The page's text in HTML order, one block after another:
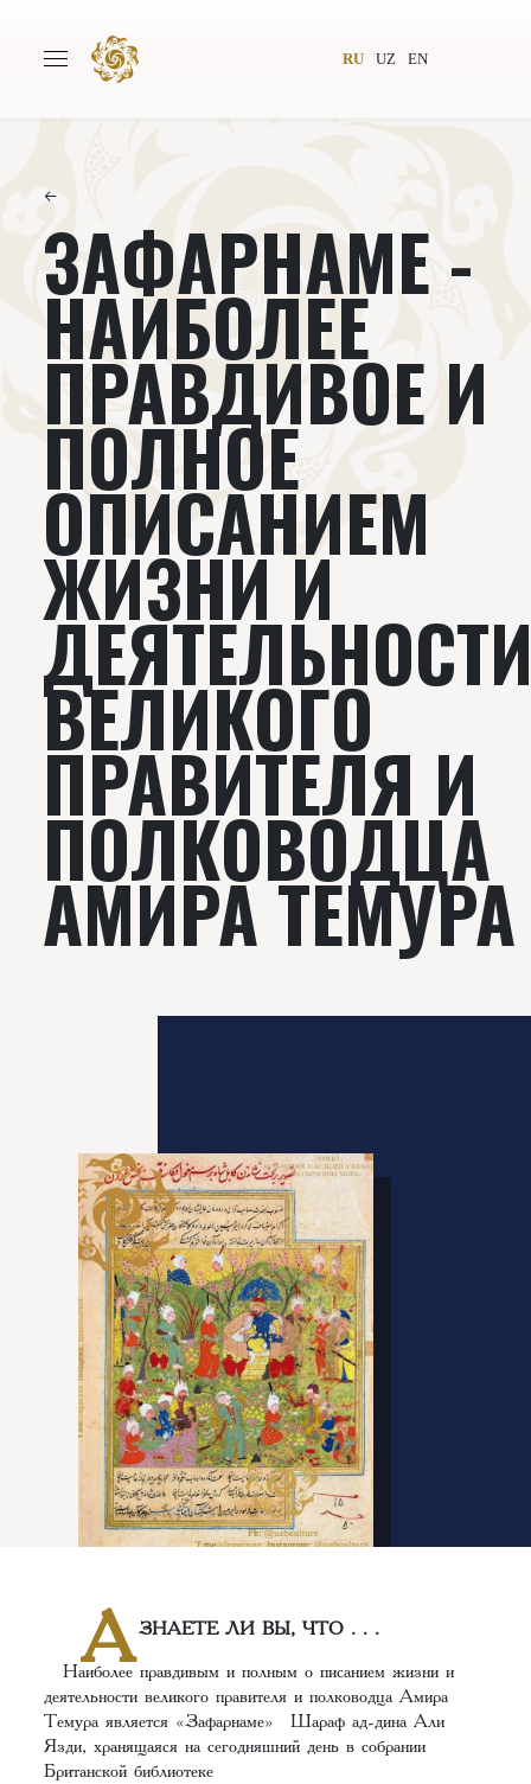
RU UZ EN
Авторы Всемирное общество
Издательство
Проекты Подкасты
Книги Видеолекторий
←
ЗАФАРНАМЕ -
НАИБОЛЕЕ
ПРАВДИВОЕ И
ПОЛНОЕ
ОПИСАНИЕМ
ЖИЗНИ И
ВЕЛИКОГО
ПРАВИТЕЛЯ И
ПОЛКОВОДЦА
АМИРА ТЕМУРА
А ЗНАЕТЕ ЛИ ВЫ, ЧТО . . .
Наиболее правдивым и полным о писанием жизни и
деятельности великого правителя и полководца Амира
Темура является «Зафарнаме» Шараф ад-дина Али
Язди, хранящаяся на сегодняшний день в собрании
Британской библиотеке